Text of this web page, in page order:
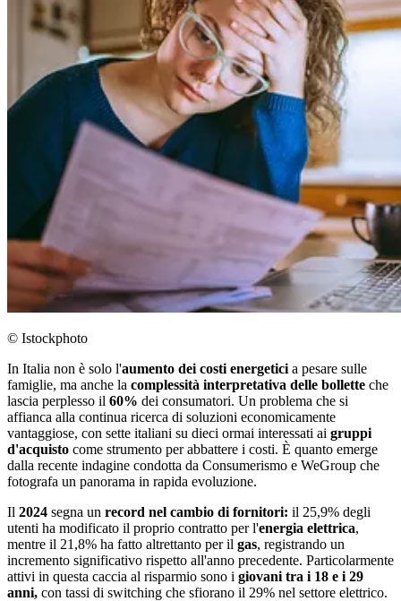
© Istockphoto
In Italia non è solo l'aumento dei costi energetici a pesare sulle
famiglie, ma anche la complessità interpretativa delle bollette che
lascia perplesso il 60% dei consumatori. Un problema che si
affianca alla continua ricerca di soluzioni economicamente
vantaggiose, con sette italiani su dieci ormai interessati ai gruppi
d'acquisto come strumento per abbattere i costi. È quanto emerge
dalla recente indagine condotta da Consumerismo e WeGroup che
fotografa un panorama in rapida evoluzione.
Il 2024 segna un record nel cambio di fornitori: il 25,9% degli
utenti ha modificato il proprio contratto per l'energia elettrica,
mentre il 21,8% ha fatto altrettanto per il gas, registrando un
incremento significativo rispetto all'anno precedente. Particolarmente
attivi in questa caccia al risparmio sono i giovani tra i 18 e i 29
anni, con tassi di switching che sfiorano il 29% nel settore elettrico.